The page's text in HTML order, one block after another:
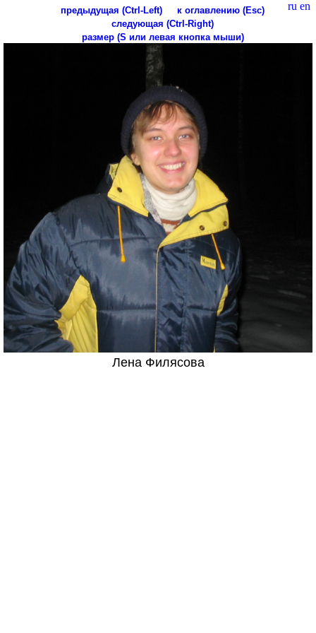
ru en
предыдущая (Ctrl-Left)
к оглавлению (Esc)
следующая (Ctrl-Right)
размер (S или левая кнопка мыши)
Лена Филясова